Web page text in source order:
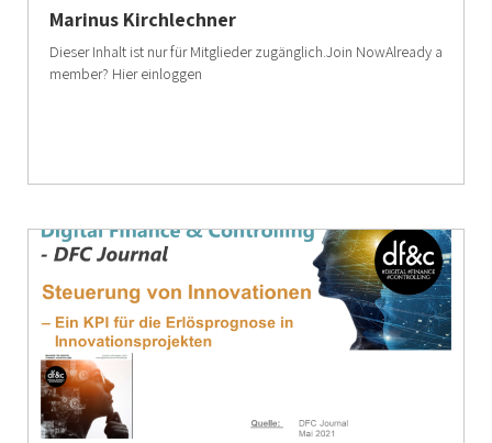
Marinus Kirchlechner
Dieser Inhalt ist nur für Mitglieder zugänglich.Join NowAlready a
member? Hier einloggen